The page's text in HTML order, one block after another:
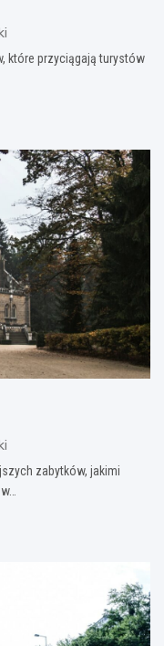
które przyciągają turystów
zabytków, jakimi